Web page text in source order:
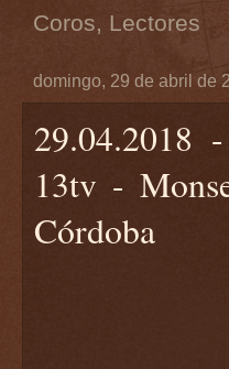
Coros, Lectores
domingo, 29 de abril de
29.04.2018
13tv -
Córdoba